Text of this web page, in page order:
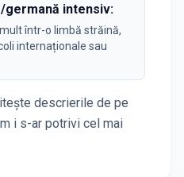
germană intensiv:
într-o limbă străină,
internaționale sau
descrierile de pe
i s-ar potrivi cel mai